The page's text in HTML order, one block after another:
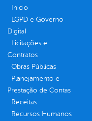
Inicio
LGPD e Governo
Digital
Licitações e
Contratos
Obras Públicas
Planejamento e
Prestação de Contas
Receitas
Recursos Humanos